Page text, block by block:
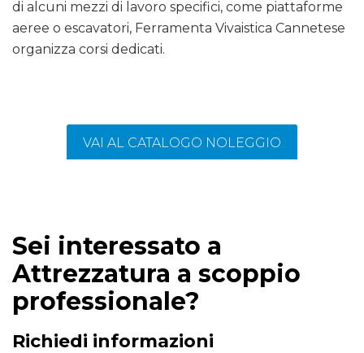
di alcuni mezzi di lavoro specifici, come piattaforme
aeree o escavatori, Ferramenta Vivaistica Cannetese
organizza corsi dedicati.
VAI AL CATALOGO NOLEGGIO
Sei interessato a
Attrezzatura a scoppio
professionale?
Richiedi informazioni